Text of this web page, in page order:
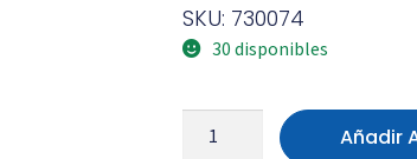
SKU: 730074
30 disponibles
Añadir